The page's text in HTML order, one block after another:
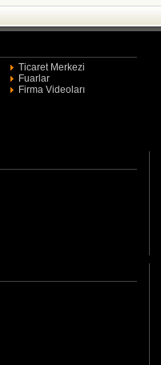
Ticaret Merkezi
Fuarlar
Firma Videoları